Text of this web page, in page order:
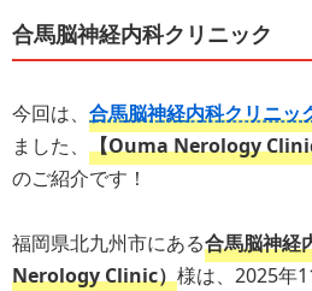
合馬脳神経内科クリニック
今回は、 合馬脳神経内科クリニッ
ました、 【Ouma Nerology
のご紹介です！
福岡県北九州市にある合馬脳神経
Nerology Clinic）様は、2025年